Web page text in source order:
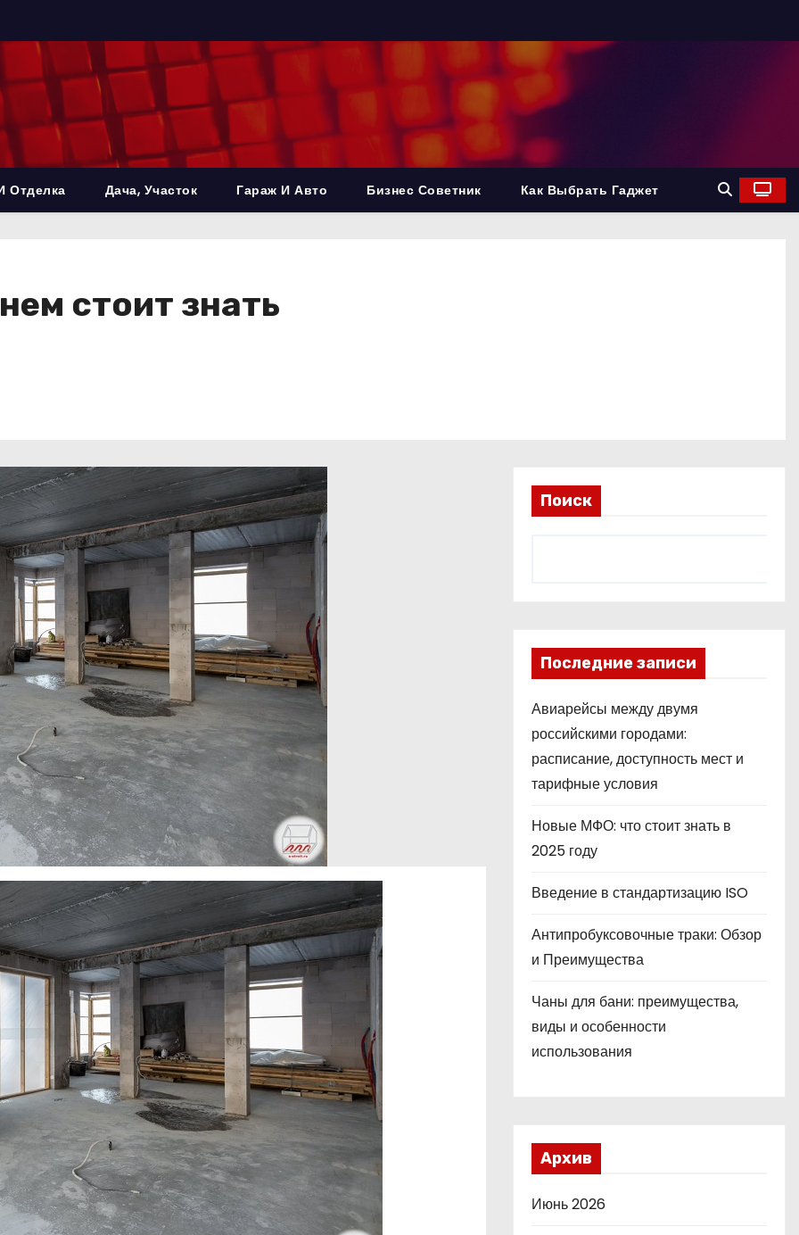
Отделка Дача, Участок Гараж И Авто Бизнес Советник Как Выбрать Гаджет
стоит знать
Поиск
Последние записи
Авиарейсы между двумя
российскими городами:
расписание, доступность мест и
тарифные условия
Новые МФО: что стоит знать в
2025 году
Введение в стандартизацию ISO
Антипробуксовочные траки: Обзор
и Преимущества
Чаны для бани: преимущества,
виды и особенности
использования
Архив
Июнь 2026